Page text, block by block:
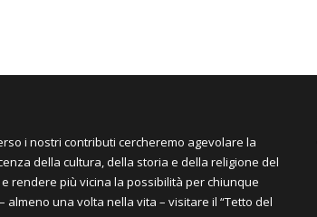
i nostri contributi cercheremo agevolare la
della cultura, della storia e della religione del
rendere più vicina la possibilità per chiunque
almeno una volta nella vita – visitare il “Tetto del